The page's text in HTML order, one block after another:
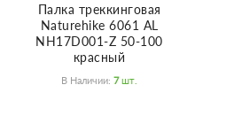
Палка треккинговая
Naturehike 6061 AL
NH17D001-Z 50-100
красный
В Наличии: 7 Шт.